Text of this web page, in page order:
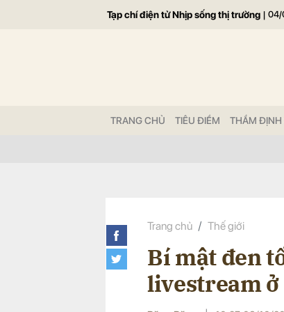
Tạp chí điện tử Nhịp sống thị trường | 04/
TRANG CHỦ TIÊU ĐIỂM THẨM ĐỊNH
Trang chủ Thế giới
Bí mật đen
livestream